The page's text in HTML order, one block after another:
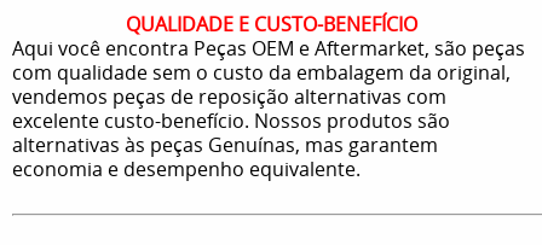
QUALIDADE E CUSTO-BENEFÍCIO
Aqui você encontra Peças OEM e Aftermarket, são peças
com qualidade sem o custo da embalagem da original,
vendemos peças de reposição alternativas com
excelente custo-benefício. Nossos produtos são
alternativas às peças Genuínas, mas garantem
economia e desempenho equivalente.